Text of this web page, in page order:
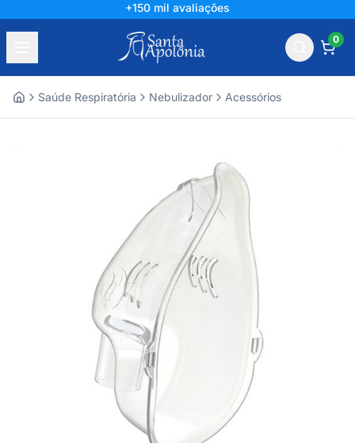
+150 mil avaliações
0
Saúde Respiratória Nebulizador Acessórios